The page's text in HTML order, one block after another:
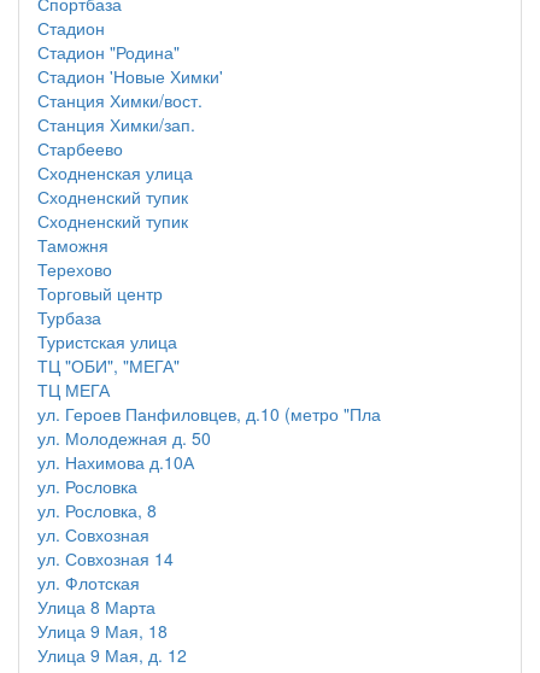
Стадион
Стадион "Родина"
Стадион 'Новые Химки'
Станция Химки/вост.
Станция Химки/зап.
Старбеево
Сходненская улица
Сходненский тупик
Сходненский тупик
Таможня
Терехово
Торговый центр
Турбаза
Туристская улица
ТЦ "ОБИ", "МЕГА"
ТЦ МЕГА
ул. Героев Панфиловцев, д.10 (метро "Пла
ул. Молодежная д. 50
ул. Нахимова д.10А
ул. Рословка
ул. Рословка, 8
ул. Совхозная
ул. Совхозная 14
ул. Флотская
Улица 8 Марта
Улица 9 Мая, 18
Улица 9 Мая, д. 12